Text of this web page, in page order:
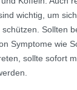
wichtig, um
Sollten
Symptome wie
sollte sofort